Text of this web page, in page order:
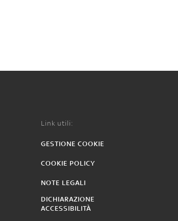
Link utili:
GESTIONE COOKIE
COOKIE POLICY
NOTE LEGALI
DICHIARAZIONE
ACCESSIBILITÀ